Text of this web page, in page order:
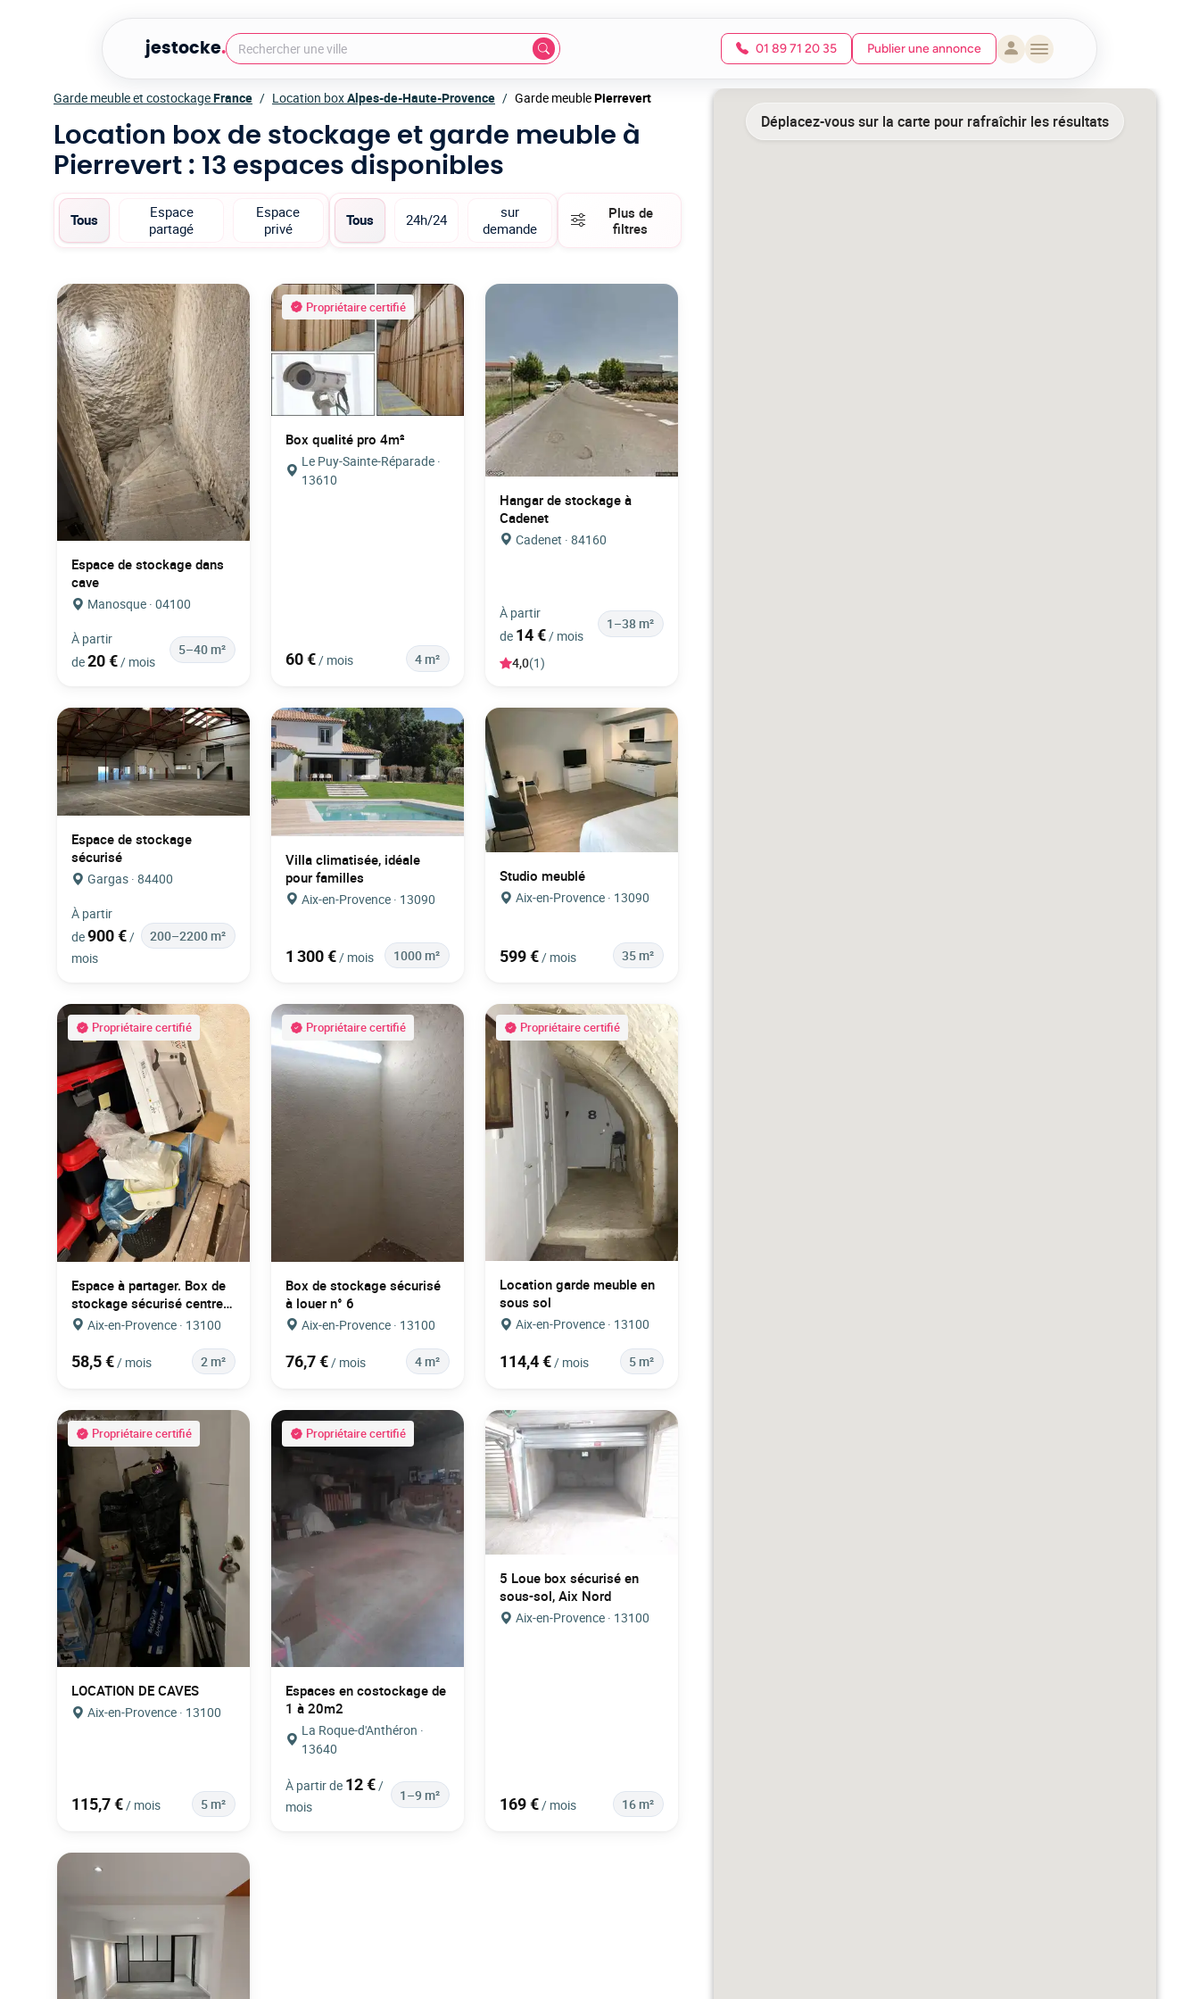
jestocke. 01 89 71 20 35 Publier une annonce
Garde meuble et costockageFrance Location boxAlpes-de-Haute-Provence Garde meublePierrevert
Location box de stockage et garde meuble à
Pierrevert : 13 espaces disponibles
Tous
Espace
partagé
Espace
privé
Tous 24h/24
sur
demande
Plus de
filtres
Espace de stockage dans
cave
Manosque · 04100
À partir
de20 €/ mois
5–40 m²
Propriétaire certifié
Box qualité pro 4m²
Le Puy-Sainte-Réparade ·
13610
60 €/ mois 4 m²
Hangar de stockage à
Cadenet
Cadenet · 84160
À partir
de 14 €/ mois
1–38 m²
4,0(1)
Espace de stockage
sécurisé
Gargas · 84400
À partir
de900 €/
mois
200–2200 m²
Villa climatisée, idéale
pour familles
Aix-en-Provence · 13090
1 300 € / mois 1000 m²
Studio meublé
Aix-en-Provence · 13090
599 € / mois 35 m²
Propriétaire certifié
Espace à partager. Box de
stockage sécurisé centre
ville AIX EN PROVENCE.
Aix-en-Provence · 13100
58,5 €/ mois 2 m²
Propriétaire certifié
Box de stockage sécurisé
à louer n° 6
Aix-en-Provence · 13100
76,7 €/ mois 4 m²
Propriétaire certifié
Location garde meuble en
sous sol
Aix-en-Provence · 13100
114,4 €/ mois 5 m²
Propriétaire certifié
LOCATION DE CAVES
Aix-en-Provence · 13100
115,7 €/ mois 5 m²
Propriétaire certifié
Espaces en costockage de
1 à 20m2
La Roque-d'Anthéron ·
13640
À partir de 12 €/
mois
1–9 m²
5 Loue box sécurisé en
sous-sol, Aix Nord
Aix-en-Provence · 13100
169 €/ mois 16 m²
Déplacez-vous sur la carte pour rafraîchir les résultats